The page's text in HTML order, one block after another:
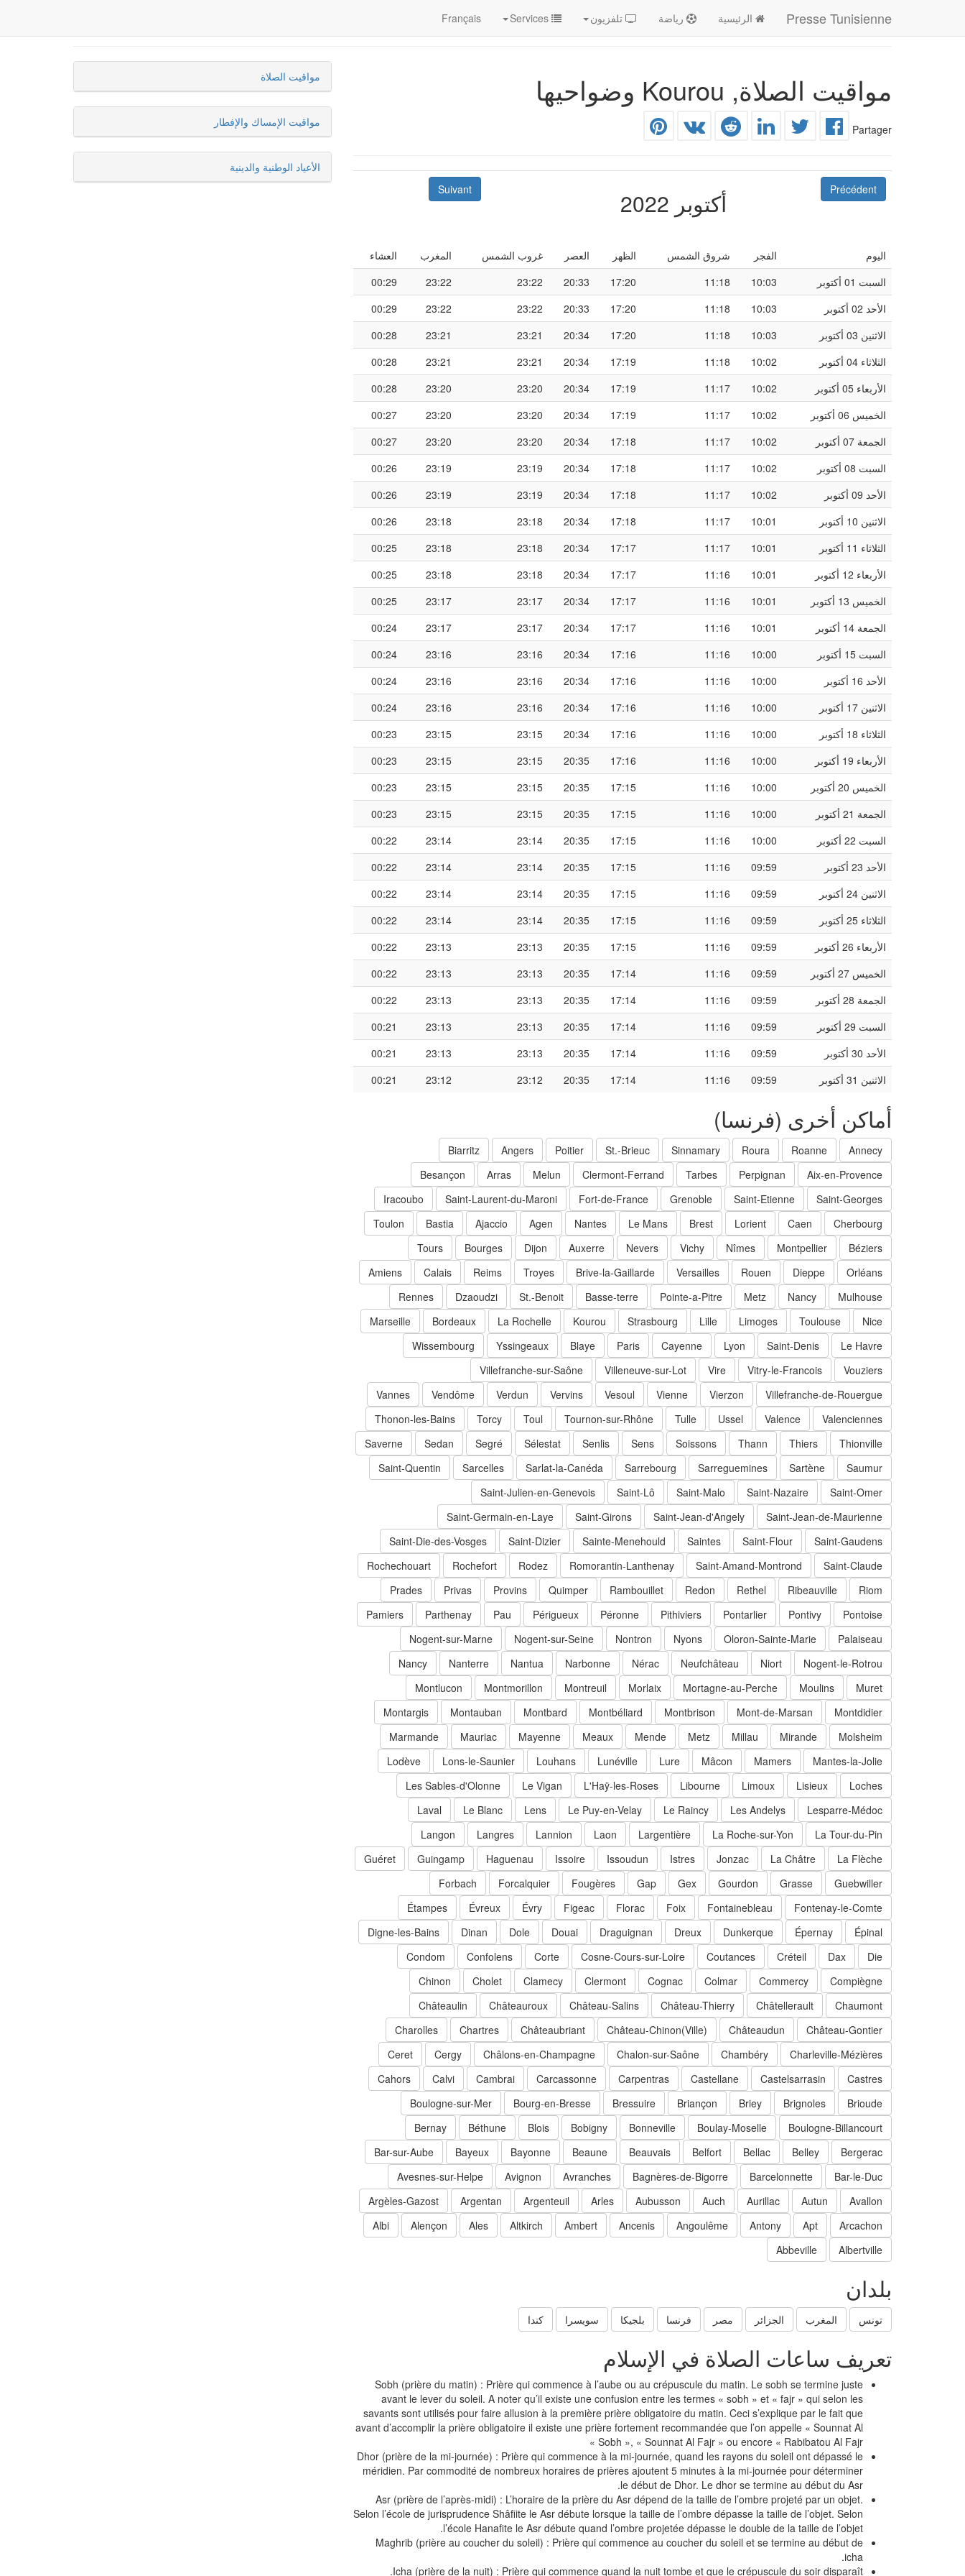
Presse Tunisienne الرئيسية رياضة تلفزيون Français
مواقيت الصلاة, Kourou وضواحيها
Partager
Précédent أكتوبر 2022 Suivant
اليوم الفجر شروق الشمس الظهر العصر غروب الشمس المغرب
العشاء
السبت 01 أكتوبر
10:03
11:18
17:20
20:33
23:22
23:22
00:29
الأحد 02 أكتوبر
10:03
11:18
17:20
20:33
23:22
23:22
00:29
الاثنين 03 أكتوبر
10:03
11:18
17:20
20:34
23:21
23:21
00:28
الثلاثاء 04 أكتوبر
10:02
11:18
17:19
20:34
23:21
23:21
00:28
الأربعاء 05 أكتوبر
10:02
11:17
17:19
20:34
23:20
23:20
00:28
الخميس 06 أكتوبر
10:02
11:17
17:19
20:34
23:20
23:20
00:27
الجمعة 07 أكتوبر
10:02
11:17
17:18
20:34
23:20
23:20
00:27
السبت 08 أكتوبر
10:02
11:17
17:18
20:34
23:19
23:19
00:26
الأحد 09 أكتوبر
10:02
11:17
17:18
20:34
23:19
23:19
00:26
الاثنين 10 أكتوبر
10:01
11:17
17:18
20:34
23:18
23:18
00:26
الثلاثاء 11 أكتوبر
10:01
11:17
17:17
20:34
23:18
23:18
00:25
الأربعاء 12 أكتوبر
10:01
11:16
17:17
20:34
23:18
23:18
00:25
الخميس 13 أكتوبر
10:01
11:16
17:17
20:34
23:17
23:17
00:25
الجمعة 14 أكتوبر
10:01
11:16
17:17
20:34
23:17
23:17
00:24
السبت 15 أكتوبر
10:00
11:16
17:16
20:34
23:16
23:16
00:24
الأحد 16 أكتوبر
10:00
11:16
17:16
20:34
23:16
23:16
00:24
الاثنين 17 أكتوبر
10:00
11:16
17:16
20:34
23:16
23:16
00:24
الثلاثاء 18 أكتوبر
10:00
11:16
17:16
20:34
23:15
23:15
00:23
الأربعاء 19 أكتوبر
10:00
11:16
17:16
20:35
23:15
23:15
00:23
الخميس 20 أكتوبر
10:00
11:16
17:15
20:35
23:15
23:15
00:23
الجمعة 21 أكتوبر
10:00
11:16
17:15
20:35
23:15
23:15
00:23
السبت 22 أكتوبر
10:00
11:16
17:15
20:35
23:14
23:14
00:22
الأحد 23 أكتوبر
09:59
11:16
17:15
20:35
23:14
23:14
00:22
الاثنين 24 أكتوبر
09:59
11:16
17:15
20:35
23:14
23:14
00:22
الثلاثاء 25 أكتوبر
09:59
11:16
17:15
20:35
23:14
23:14
00:22
الأربعاء 26 أكتوبر
09:59
11:16
17:15
20:35
23:13
23:13
00:22
الخميس 27 أكتوبر
09:59
11:16
17:14
20:35
23:13
23:13
00:22
الجمعة 28 أكتوبر
09:59
11:16
17:14
20:35
23:13
23:13
00:22
السبت 29 أكتوبر
09:59
11:16
17:14
20:35
23:13
23:13
00:21
الأحد 30 أكتوبر
09:59
11:16
17:14
20:35
23:13
23:13
00:21
الاثنين 31 أكتوبر
09:59
11:16
17:14
20:35
23:12
23:12
00:21
أماكن أخرى (فرنسا)
Annecy
Roanne
Roura
Sinnamary
St.-Brieuc
Poitier
Angers
Biarritz
Aix-en-Provence
Perpignan
Tarbes
Clermont-Ferrand
Melun
Arras
Besançon
Saint-Georges
Saint-Etienne
Grenoble
Fort-de-France
Saint-Laurent-du-Maroni
Iracoubo
Cherbourg
Caen
Lorient
Brest
Le Mans
Nantes
Agen
Ajaccio
Bastia
Toulon
Béziers
Montpellier
Nîmes
Vichy
Nevers
Auxerre
Dijon
Bourges
Tours
Orléans
Dieppe
Rouen
Versailles
Brive-la-Gaillarde
Troyes
Reims
Calais
Amiens
Mulhouse
Nancy
Metz
Pointe-a-Pitre
Basse-terre
St.-Benoit
Dzaoudzi
Rennes
Nice
Toulouse
Limoges
Lille
Strasbourg
Kourou
La Rochelle
Bordeaux
Marseille
Le Havre
Saint-Denis
Lyon
Cayenne
Paris
Blaye
Yssingeaux
Wissembourg
Vouziers
Vitry-le-Francois
Vire
Villeneuve-sur-Lot
Villefranche-sur-Saône
Villefranche-de-Rouergue
Vierzon
Vienne
Vesoul
Vervins
Verdun
Vendôme
Vannes
Valenciennes
Valence
Ussel
Tulle
Tournon-sur-Rhône
Toul
Torcy
Thonon-les-Bains
Thionville
Thiers
Thann
Soissons
Sens
Senlis
Sélestat
Segré
Sedan
Saverne
Saumur
Sartène
Sarreguemines
Sarrebourg
Sarlat-la-Canéda
Sarcelles
Saint-Quentin
Saint-Omer
Saint-Nazaire
Saint-Malo
Saint-Lô
Saint-Julien-en-Genevois
Saint-Jean-de-Maurienne
Saint-Jean-d'Angely
Saint-Girons
Saint-Germain-en-Laye
Saint-Gaudens
Saint-Flour
Saintes
Sainte-Menehould
Saint-Dizier
Saint-Die-des-Vosges
Saint-Claude
Saint-Amand-Montrond
Romorantin-Lanthenay
Rodez
Rochefort
Rochechouart
Riom
Ribeauville
Rethel
Redon
Rambouillet
Quimper
Provins
Privas
Prades
Pontoise
Pontivy
Pontarlier
Pithiviers
Péronne
Périgueux
Pau
Parthenay
Pamiers
Palaiseau
Oloron-Sainte-Marie
Nyons
Nontron
Nogent-sur-Seine
Nogent-sur-Marne
Nogent-le-Rotrou
Niort
Neufchâteau
Nérac
Narbonne
Nantua
Nanterre
Nancy
Muret
Moulins
Mortagne-au-Perche
Morlaix
Montreuil
Montmorillon
Montlucon
Montdidier
Mont-de-Marsan
Montbrison
Montbéliard
Montbard
Montauban
Montargis
Molsheim
Mirande
Millau
Metz
Mende
Meaux
Mayenne
Mauriac
Marmande
Mantes-la-Jolie
Mamers
Mâcon
Lure
Lunéville
Louhans
Lons-le-Saunier
Lodève
Loches
Lisieux
Limoux
Libourne
L'Haÿ-les-Roses
Le Vigan
Les Sables-d'Olonne
Lesparre-Médoc
Les Andelys
Le Raincy
Le Puy-en-Velay
Lens
Le Blanc
Laval
La Tour-du-Pin
La Roche-sur-Yon
Largentière
Laon
Lannion
Langres
Langon
La Flèche
La Châtre
Jonzac
Istres
Issoudun
Issoire
Haguenau
Guingamp
Guéret
Guebwiller
Grasse
Gourdon
Gex
Gap
Fougères
Forcalquier
Forbach
Fontenay-le-Comte
Fontainebleau
Foix
Florac
Figeac
Évry
Évreux
Étampes
Épinal
Épernay
Dunkerque
Dreux
Draguignan
Douai
Dole
Dinan
Digne-les-Bains
Die
Dax
Créteil
Coutances
Cosne-Cours-sur-Loire
Corte
Confolens
Condom
Compiègne
Commercy
Colmar
Cognac
Clermont
Clamecy
Cholet
Chinon
Chaumont
Châtellerault
Château-Thierry
Château-Salins
Châteauroux
Châteaulin
Château-Gontier
Châteaudun
Château-Chinon(Ville)
Châteaubriant
Chartres
Charolles
Charleville-Mézières
Chambéry
Chalon-sur-Saône
Châlons-en-Champagne
Cergy
Ceret
Castres
Castelsarrasin
Castellane
Carpentras
Carcassonne
Cambrai
Calvi
Cahors
Brioude
Brignoles
Briey
Briançon
Bressuire
Bourg-en-Bresse
Boulogne-sur-Mer
Boulogne-Billancourt
Boulay-Moselle
Bonneville
Bobigny
Blois
Béthune
Bernay
Bergerac
Belley
Bellac
Belfort
Beauvais
Beaune
Bayonne
Bayeux
Bar-sur-Aube
Bar-le-Duc
Barcelonnette
Bagnères-de-Bigorre
Avranches
Avignon
Avesnes-sur-Helpe
Avallon
Autun
Aurillac
Auch
Aubusson
Arles
Argenteuil
Argentan
Argèles-Gazost
Arcachon
Apt
Antony
Angoulême
Ancenis
Ambert
Altkirch
Ales
Alençon
Albi
Albertville
Abbeville
بلدان
تونس المغرب الجزائر مصر فرنسا بلجيكا سويسرا كندا
تعريف ساعات الصلاة في الإسلام
Sobh (prière du matin) : Prière qui commence à l’aube ou au crépuscule du matin. Le sobh se termine juste
avant le lever du soleil. A noter qu’il existe une confusion entre les termes « sobh » et « fajr » qui selon les
savants sont utilisés pour faire allusion à la première prière obligatoire du matin. Ceci s’explique par le fait que
avant d’accomplir la prière obligatoire il existe une prière fortement recommandée que l’on appelle « Sounnat Al
Sobh », « Sounnat Al Fajr » ou encore « Rabibatou Al Fajr »
Dhor (prière de la mi-journée) : Prière qui commence à la mi-journée, quand les rayons du soleil ont dépassé le
méridien. Par commodité de nombreux horaires de prières ajoutent 5 minutes à la mi-journée pour déterminer
le début de Dhor. Le dhor se termine au début du Asr.
Asr (prière de l’après-midi) : L’horaire de la prière du Asr dépend de la taille de l’ombre projeté par un objet.
Selon l’école de jurisprudence Shâfiite le Asr débute lorsque la taille de l’ombre dépasse la taille de l’objet. Selon
l’école Hanafite le Asr débute quand l’ombre projetée dépasse le double de la taille de l’objet.
Maghrib (prière au coucher du soleil) : Prière qui commence au coucher du soleil et se termine au début de
icha.
Icha (prière de la nuit) : Prière qui commence quand la nuit tombe et que le crépuscule du soir disparaît.
مواقيت الصلاة
مواقيت الإمساك والإفطار
الأعياد الوطنية والدينية